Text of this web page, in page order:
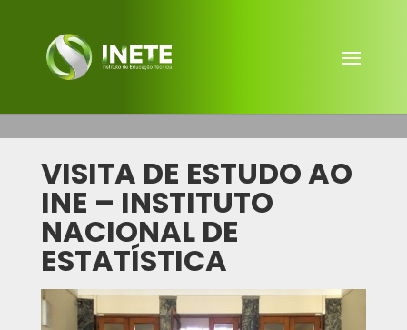
VISITA DE ESTUDO AO
INE – INSTITUTO
NACIONAL DE
ESTATÍSTICA